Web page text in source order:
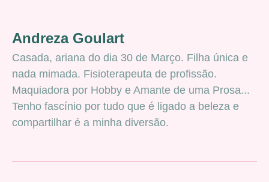
Andreza Goulart
Casada, ariana do dia 30 de Março. Filha única e
nada mimada. Fisioterapeuta de profissão.
Maquiadora por Hobby e Amante de uma Prosa...
Tenho fascínio por tudo que é ligado a beleza e
compartilhar é a minha diversão.